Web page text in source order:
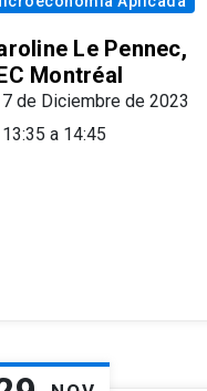
Le Pennec,
Montréal
7 de Diciembre de 2023
13:35 a 14:45